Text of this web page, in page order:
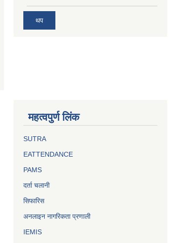
थप
महत्वपुर्ण लिंक
SUTRA
EATTENDANCE
PAMS
दर्ता चलानी
सिफारिस
अनलाइन नागरिकता प्रणाली
IEMIS